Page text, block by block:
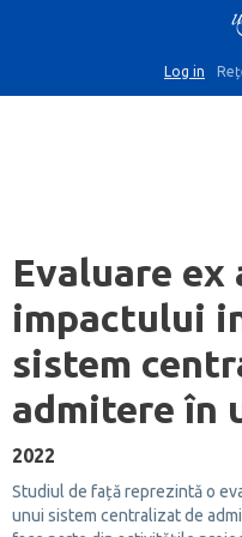
Log in
Evaluare ex
impactului
sistem
admitere în
2022
Studiul de față reprezintă o
unui sistem centralizat de